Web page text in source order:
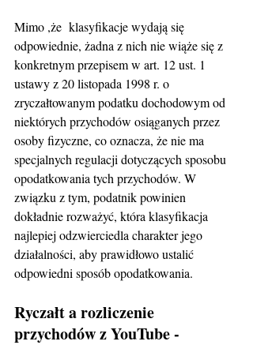
Mimo ,że  klasyfikacje wydają się
odpowiednie, żadna z nich nie wiąże się z
konkretnym przepisem w art. 12 ust. 1
ustawy z 20 listopada 1998 r. o
zryczałtowanym podatku dochodowym od
niektórych przychodów osiąganych przez
osoby fizyczne, co oznacza, że nie ma
specjalnych regulacji dotyczących sposobu
opodatkowania tych przychodów. W
związku z tym, podatnik powinien
dokładnie rozważyć, która klasyfikacja
najlepiej odzwierciedla charakter jego
działalności, aby prawidłowo ustalić
odpowiedni sposób opodatkowania.
Ryczałt a rozliczenie
przychodów z YouTube -